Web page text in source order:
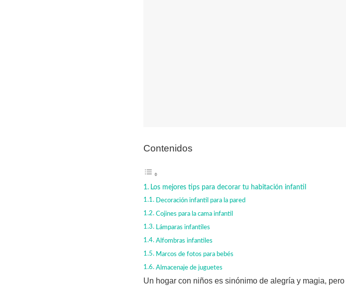
Contenidos
Los mejores tips para decorar tu habitación infantil
Decoración infantil para la pared
Cojines para la cama infantil
Lámparas infantiles
Alfombras infantiles
Marcos de fotos para bebés
Almacenaje de juguetes
Un hogar con niños es sinónimo de alegría y magia,